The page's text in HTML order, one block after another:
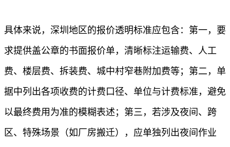
具体来说，深圳地区的报价透明标准应包含：第一，要
求提供盖公章的书面报价单，清晰标注运输费、人工
费、楼层费、拆装费、城中村窄巷附加费等；第二，单
据中列出各项收费的计费口径、单位与计费标准，避免
以最终费用为准的模糊表述；第三，若涉及夜间、跨
区、特殊场景（如厂房搬迁），应单独列出夜间作业